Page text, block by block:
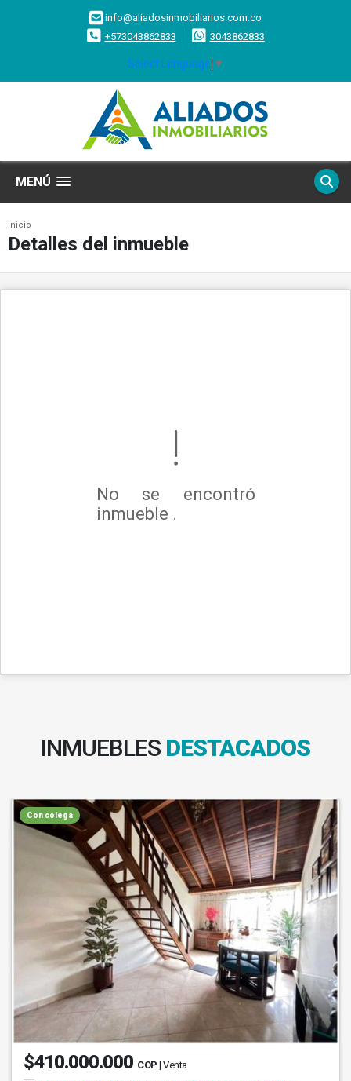
info@aliadosinmobiliarios.com.co
+573043862833
3043862833
Select Language ▼
MENÚ
Inicio
Detalles del inmueble
No se encontró
inmueble .
INMUEBLES DESTACADOS
Con colega
$410.000.000 COP | Venta